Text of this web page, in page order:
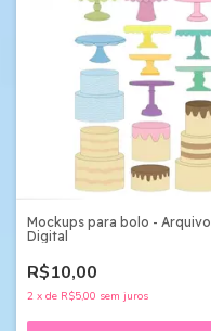
Mockups para bolo - Arquivo
Digital
R$10,00
2 x de R$5,00 sem juros